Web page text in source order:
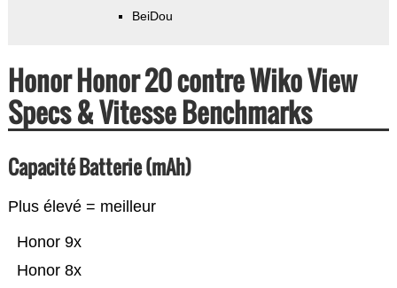
BeiDou
Honor Honor 20 contre Wiko View
Specs & Vitesse Benchmarks
Capacité Batterie (mAh)
Plus élevé = meilleur
Honor 8x
Honor 9x